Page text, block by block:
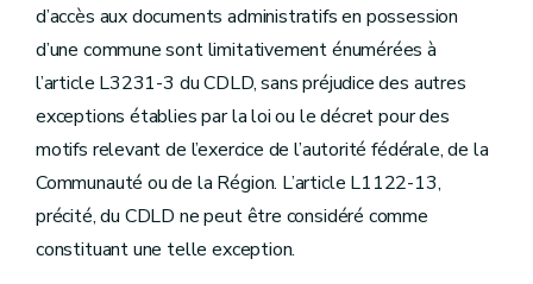
d’accès aux documents administratifs en possession
d’une commune sont limitativement énumérées à
l’article L3231-3 du CDLD, sans préjudice des autres
exceptions établies par la loi ou le décret pour des
motifs relevant de l’exercice de l’autorité fédérale, de la
Communauté ou de la Région. L’article L1122-13,
précité, du CDLD ne peut être considéré comme
constituant une telle exception.